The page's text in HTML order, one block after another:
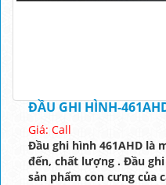
ĐẦU GHI HÌNH-
Giá: Call
Đầu ghi hình 461AHD là
đến, chất lượng . Đầu
sản phẩm con cưng của